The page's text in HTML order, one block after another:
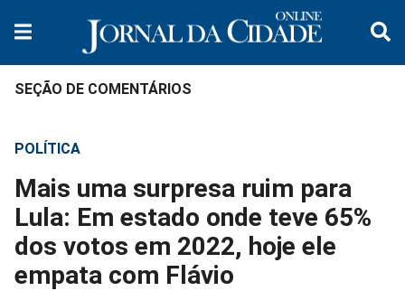
SEÇÃO DE COMENTÁRIOS
POLÍTICA
Mais uma surpresa ruim para
Lula: Em estado onde teve 65%
dos votos em 2022, hoje ele
empata com Flávio